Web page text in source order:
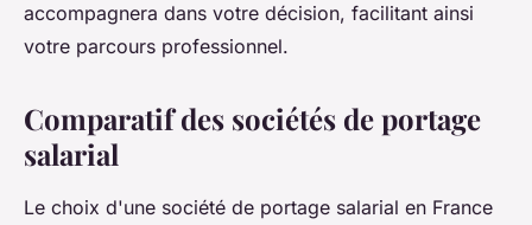
accompagnera dans votre décision, facilitant ainsi
votre parcours professionnel.
Comparatif des sociétés de portage
salarial
Le choix d'une société de portage salarial en France